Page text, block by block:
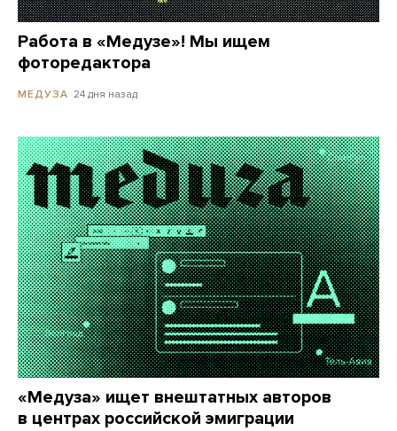
Работа в «Медузе»! Мы ищем
фоторедактора
МЕДУЗА 24 дня назад
«Медуза» ищет внештатных авторов
в центрах российской эмиграции